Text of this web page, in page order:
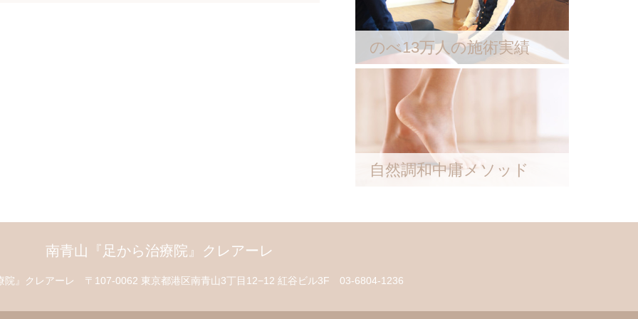
のべ13万人の施術実績
自然調和中庸メソッド
南青山『足から治療院』クレアーレ
院』クレアーレ 〒107-0062 東京都港区南青山3丁目12−12 紅谷ビル3F 03-6804-1236